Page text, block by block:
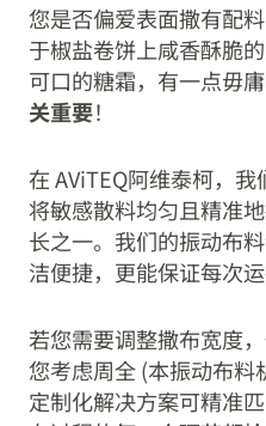
您是否偏爱表面撒有配
于椒盐卷饼上咸香酥脆
可口的糖霜，有一点毋
关重要！
在 AViTEQ阿维泰柯，我
将敏感散料均匀且精准
长之一。我们的振动布
洁便捷，更能保证每次运
若您需要调整撒布宽度
您考虑周全 (本振动布料
定制化解决方案可精准